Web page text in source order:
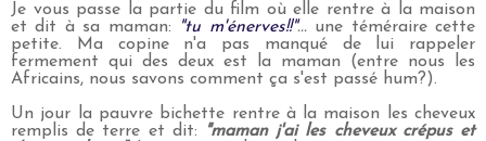
Je vous passe la partie du film où elle rentre à la maison
et dit à sa maman:
"tu m'énerves!!"... une téméraire cette
petite. Ma copine n'a pas manqué de lui rappeler
fermement qui des deux est la maman (entre nous les
Africains, nous savons comment ça s'est passé hum?).
Un jour la pauvre bichette rentre à la maison les cheveux
remplis de terre et dit:
"maman j'ai les cheveux crépus et